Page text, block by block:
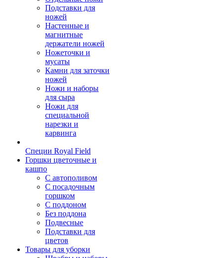
Подставки для
ножей
Настенные и
магнитные
держатели ножей
Ножеточки и
мусаты
Камни для заточки
ножей
Ножи и наборы
для сыра
Ножи для
специальной
нарезки и
карвинга
Специи Royal Field
Горшки цветочные и
кашпо
С автополивом
С посадочным
горшком
С поддоном
Без поддона
Подвесные
Подставки для
цветов
Товары для уборки